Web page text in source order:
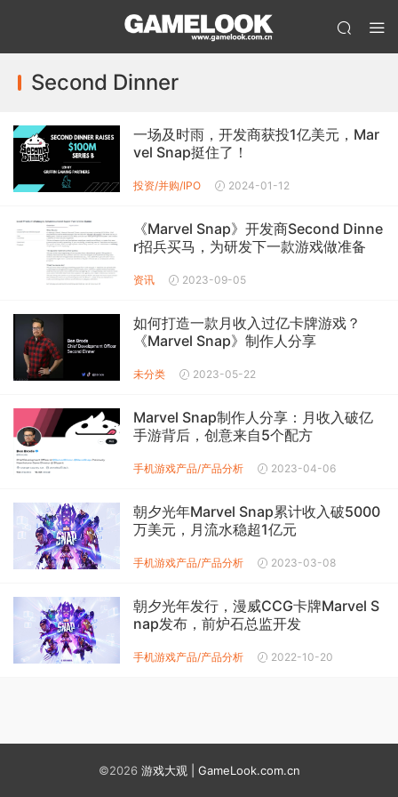
Second Dinner
一场及时雨，开发商获投1亿美元，Mar
vel Snap挺住了！
投资/并购/IPO 2024-01-12
《Marvel Snap》开发商Second Dinne
r招兵买马，为研发下一款游戏做准备
资讯 2023-09-05
如何打造一款月收入过亿卡牌游戏？
《Marvel Snap》制作人分享
未分类 2023-05-22
Marvel Snap制作人分享：月收入破亿
手游背后，创意来自5个配方
手机游戏产品/产品分析 2023-04-06
朝夕光年Marvel Snap累计收入破5000
万美元，月流水稳超1亿元
手机游戏产品/产品分析 2023-03-08
朝夕光年发行，漫威CCG卡牌Marvel S
nap发布，前炉石总监开发
手机游戏产品/产品分析 2022-10-20
©2026 游戏大观 | GameLook.com.cn